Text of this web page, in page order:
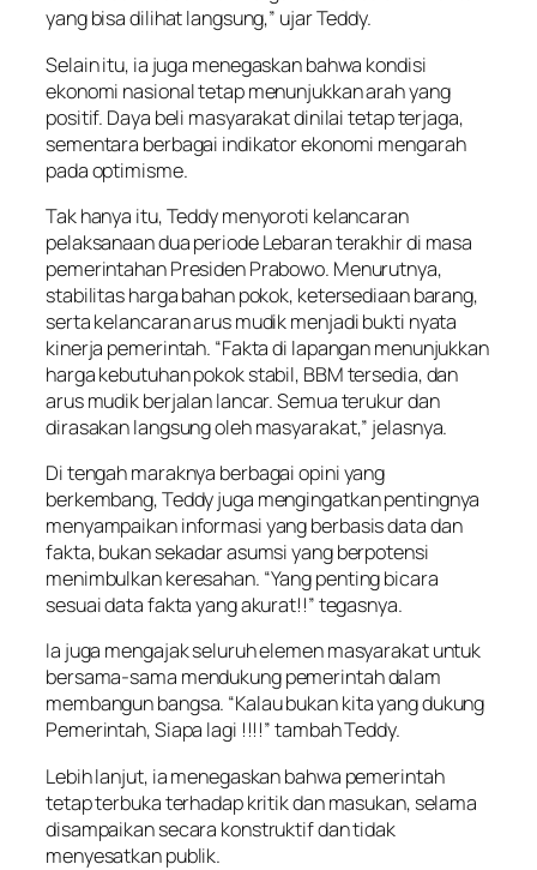
yang bisa dilihat langsung,” ujar Teddy.
Selain itu, ia juga menegaskan bahwa kondisi
ekonomi nasional tetap menunjukkan arah yang
positif. Daya beli masyarakat dinilai tetap terjaga,
sementara berbagai indikator ekonomi mengarah
pada optimisme.
Tak hanya itu, Teddy menyoroti kelancaran
pelaksanaan dua periode Lebaran terakhir di masa
pemerintahan Presiden Prabowo. Menurutnya,
stabilitas harga bahan pokok, ketersediaan barang,
serta kelancaran arus mudik menjadi bukti nyata
kinerja pemerintah. “Fakta di lapangan menunjukkan
harga kebutuhan pokok stabil, BBM tersedia, dan
arus mudik berjalan lancar. Semua terukur dan
dirasakan langsung oleh masyarakat,” jelasnya.
Di tengah maraknya berbagai opini yang
berkembang, Teddy juga mengingatkan pentingnya
menyampaikan informasi yang berbasis data dan
fakta, bukan sekadar asumsi yang berpotensi
menimbulkan keresahan. “Yang penting bicara
sesuai data fakta yang akurat!!” tegasnya.
Ia juga mengajak seluruh elemen masyarakat untuk
bersama-sama mendukung pemerintah dalam
membangun bangsa. “Kalau bukan kita yang dukung
Pemerintah, Siapa lagi !!!!” tambah Teddy.
Lebih lanjut, ia menegaskan bahwa pemerintah
tetap terbuka terhadap kritik dan masukan, selama
disampaikan secara konstruktif dan tidak
menyesatkan publik.